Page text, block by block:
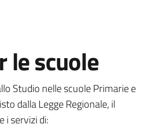
le scuole
Studio nelle scuole Primarie e
dalla Legge Regionale, il
i servizi di: